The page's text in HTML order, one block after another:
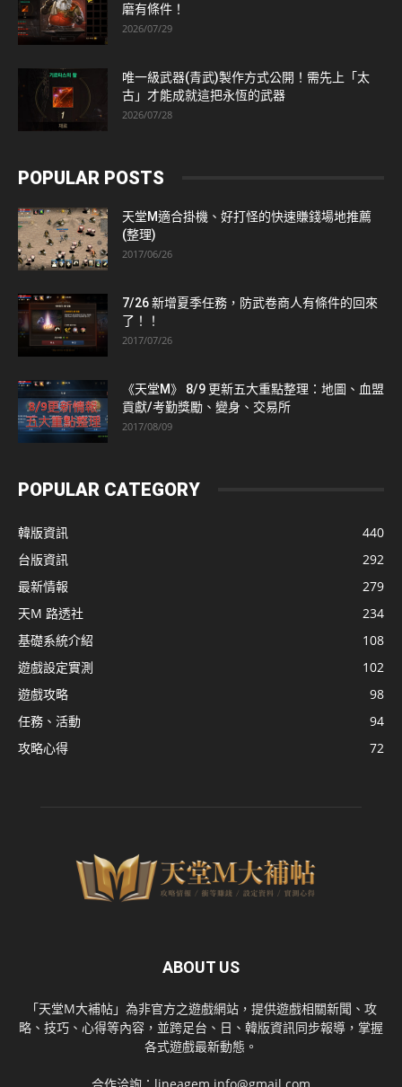
磨有條件！
2026/07/29
唯一級武器(青武)製作方式公開！需先上「太
古」才能成就這把永恆的武器
2026/07/28
POPULAR POSTS
天堂M適合掛機、好打怪的快速賺錢場地推薦
(整理)
2017/06/26
7/26 新增夏季任務，防武卷商人有條件的回來
了！！
2017/07/26
《天堂M》 8/9 更新五大重點整理：地圖、血盟
貢獻/考勤獎勵、變身、交易所
2017/08/09
POPULAR CATEGORY
韓版資訊
440
台版資訊
292
最新情報
279
天M 路透社
234
基礎系統介紹
108
遊戲設定實測
102
遊戲攻略
98
任務、活動
94
攻略心得
72
ABOUT US
「天堂M大補帖」為非官方之遊戲網站，提供遊戲相關新聞、攻
略、技巧、心得等內容，並跨足台、日、韓版資訊同步報導，掌握
各式遊戲最新動態。